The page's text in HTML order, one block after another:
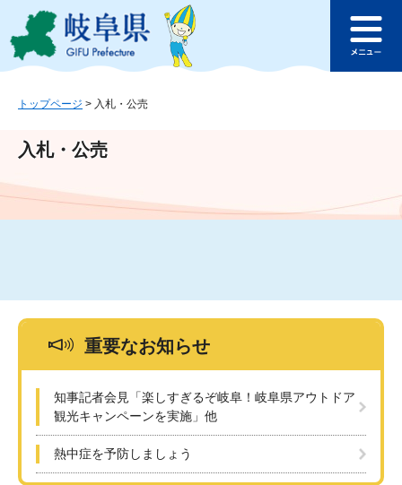
ジ
ュ
文
このページの本文へ
ュ
トップページ > 入札・公売
入札・公売
重要なお知らせ
知事記者会見「楽しすぎるぞ岐阜！岐阜県アウトドア
観光キャンペーンを実施」他
熱中症を予防しましょう